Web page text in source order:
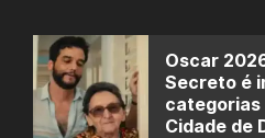
Oscar
Secreto é
categorias
Cidade de